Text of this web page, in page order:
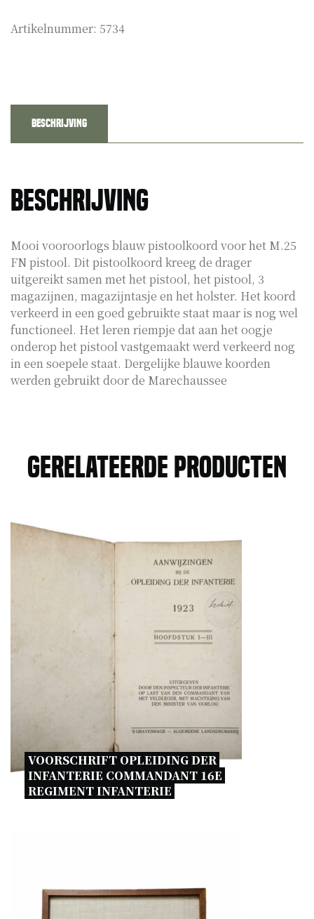
Artikelnummer: 5734
Beschrijving
Beschrijving
Mooi vooroorlogs blauw pistoolkoord voor het M.25
FN pistool. Dit pistoolkoord kreeg de drager
uitgereikt samen met het pistool, het pistool, 3
magazijnen, magazijntasje en het holster. Het koord
verkeerd in een goed gebruikte staat maar is nog wel
functioneel. Het leren riempje dat aan het oogje
onderop het pistool vastgemaakt werd verkeerd nog
in een soepele staat. Dergelijke blauwe koorden
werden gebruikt door de Marechaussee
Gerelateerde producten
VOORSCHRIFT OPLEIDING DER
INFANTERIE COMMANDANT 16E
REGIMENT INFANTERIE